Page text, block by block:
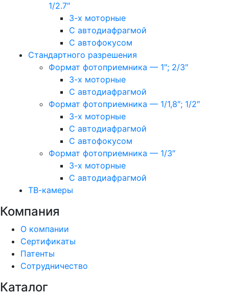
1/2.7″
3-х моторные
С автодиафрагмой
С автофокусом
Стандартного разрешения
Формат фотоприемника — 1″; 2/3″
3-х моторные
С автодиафрагмой
Формат фотоприемника — 1/1,8″; 1/2″
3-х моторные
С автодиафрагмой
С автофокусом
Формат фотоприемника — 1/3″
3-х моторные
С автодиафрагмой
ТВ-камеры
Компания
О компании
Сертификаты
Патенты
Сотрудничество
Каталог